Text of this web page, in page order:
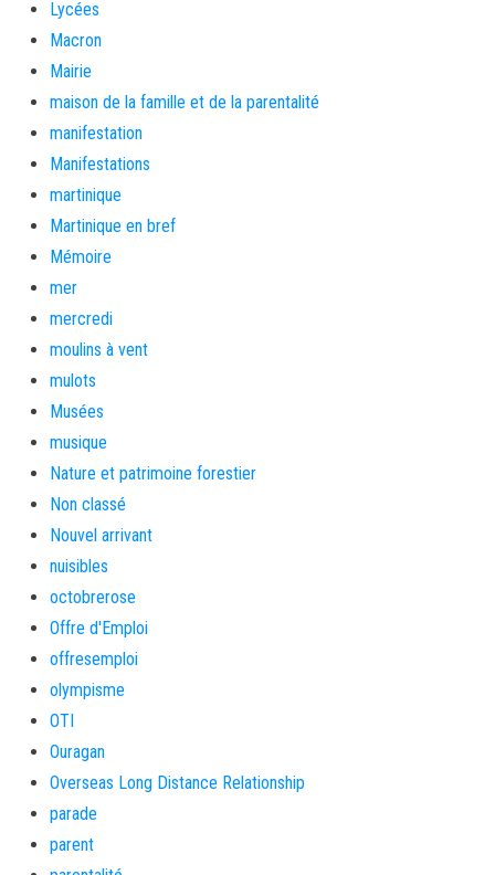
Lycées
Macron
Mairie
maison de la famille et de la parentalité
manifestation
Manifestations
martinique
Martinique en bref
Mémoire
mer
mercredi
moulins à vent
mulots
Musées
musique
Nature et patrimoine forestier
Non classé
Nouvel arrivant
nuisibles
octobrerose
Offre d'Emploi
offresemploi
olympisme
OTI
Ouragan
Overseas Long Distance Relationship
parade
parent